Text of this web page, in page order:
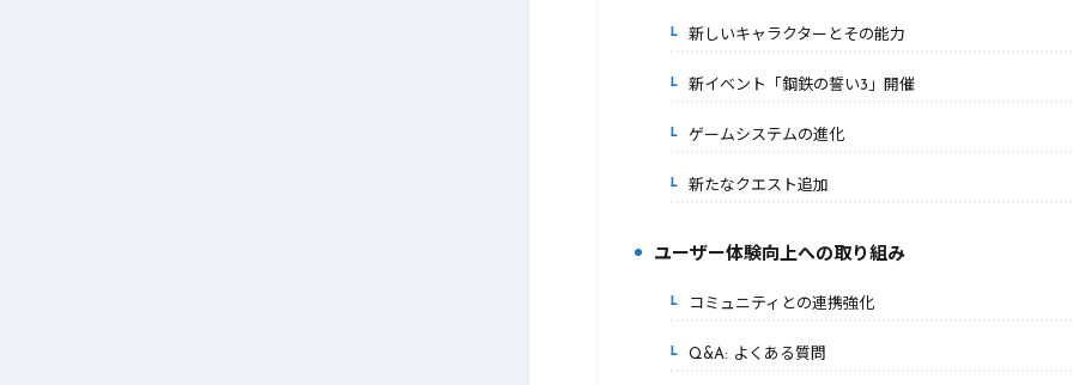
2-1.新しいキャラクターとその能力
2-2.新イベント「鋼鉄の誓い3」開催
2-3.ゲームシステムの進化
2-4.新たなクエスト追加
3.
ユーザー体験向上への取り組み
3-1.コミュニティとの連携強化
3-2.Q&A: よくある質問